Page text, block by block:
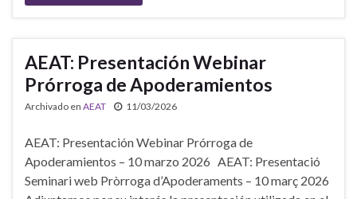
AEAT: Presentación Webinar
Prórroga de Apoderamientos
Archivado en AEAT 11/03/2026
AEAT: Presentación Webinar Prórroga de
Apoderamientos – 10 marzo 2026 AEAT: Presentació
Seminari web Pròrroga d’Apoderaments – 10 març 2026